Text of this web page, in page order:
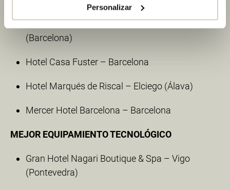
Personalizar
Cava Hotel Mastinell – Vilafranca del Penedès
(Barcelona)
Hotel Casa Fuster – Barcelona
Hotel Marqués de Riscal – Elciego (Álava)
Mercer Hotel Barcelona – Barcelona
MEJOR EQUIPAMIENTO TECNOLÓGICO
Gran Hotel Nagari Boutique & Spa – Vigo
(Pontevedra)